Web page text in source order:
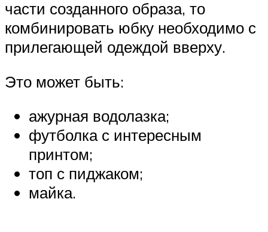
части созданного образа, то
комбинировать юбку необходимо с
прилегающей одеждой вверху.
Это может быть:
ажурная водолазка;
футболка с интересным
принтом;
топ с пиджаком;
майка.